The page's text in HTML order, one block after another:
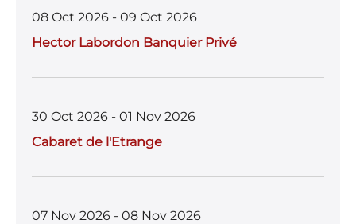
08 Oct 2026 - 09 Oct 2026
Hector Labordon Banquier Privé
30 Oct 2026 - 01 Nov 2026
Cabaret de l'Etrange
07 Nov 2026 - 08 Nov 2026